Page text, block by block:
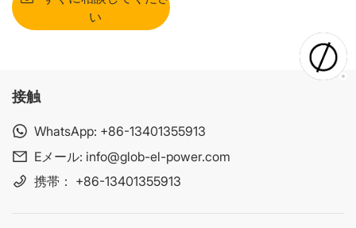
い
接触
WhatsApp: +86-13401355913
Eメール: info@glob-el-power.com
携帯： +86-13401355913